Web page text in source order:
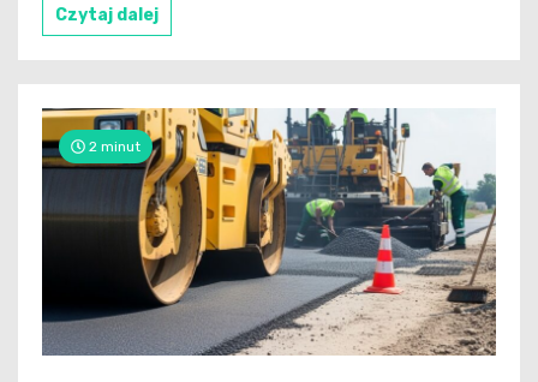
Czytaj dalej
2 minut